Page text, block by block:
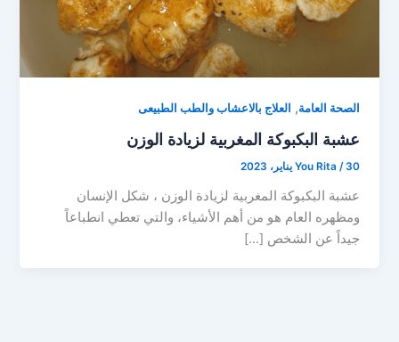
الصحة العامة, العلاج بالاعشاب والطب الطبيعى
عشبة البكبوكة المغربية لزيادة الوزن
You Rita /30 يناير، 2023
عشبة البكبوكة المغربية لزيادة الوزن ، شكل الإنسان
ومظهره العام هو من أهم الأشياء، والتي تعطي انطباعاً
جيداً عن الشخص […]